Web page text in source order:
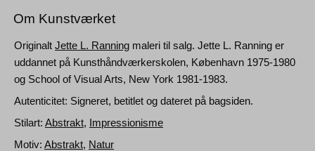
Om Kunstværket
Originalt Jette L. Ranning maleri til salg. Jette L. Ranning er
uddannet på Kunsthåndværkerskolen, København 1975-1980
og School of Visual Arts, New York 1981-1983.
Autenticitet: Signeret, betitlet og dateret på bagsiden.
Stilart: Abstrakt, Impressionisme
Motiv: Abstrakt, Natur